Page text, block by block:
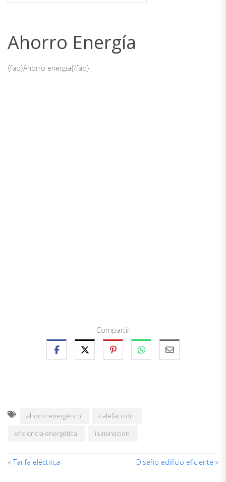
Ahorro Energía
{faq}Ahorro energía{/faq}
Compartir
ahorro energético
calefacción
eficiencia energética
iluminación
« Tarifa eléctrica Diseño edificio eficiente »